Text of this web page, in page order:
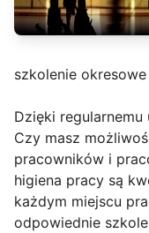
szkolenie
Dzięki
Czy masz
pracowników i
higiena pracy są
każdym miejscu
odpowiednie